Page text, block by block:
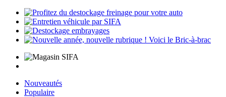
Nouveautés
Populaire